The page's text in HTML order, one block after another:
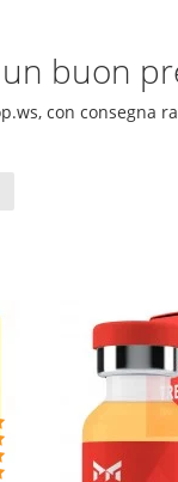
buon
con consegna